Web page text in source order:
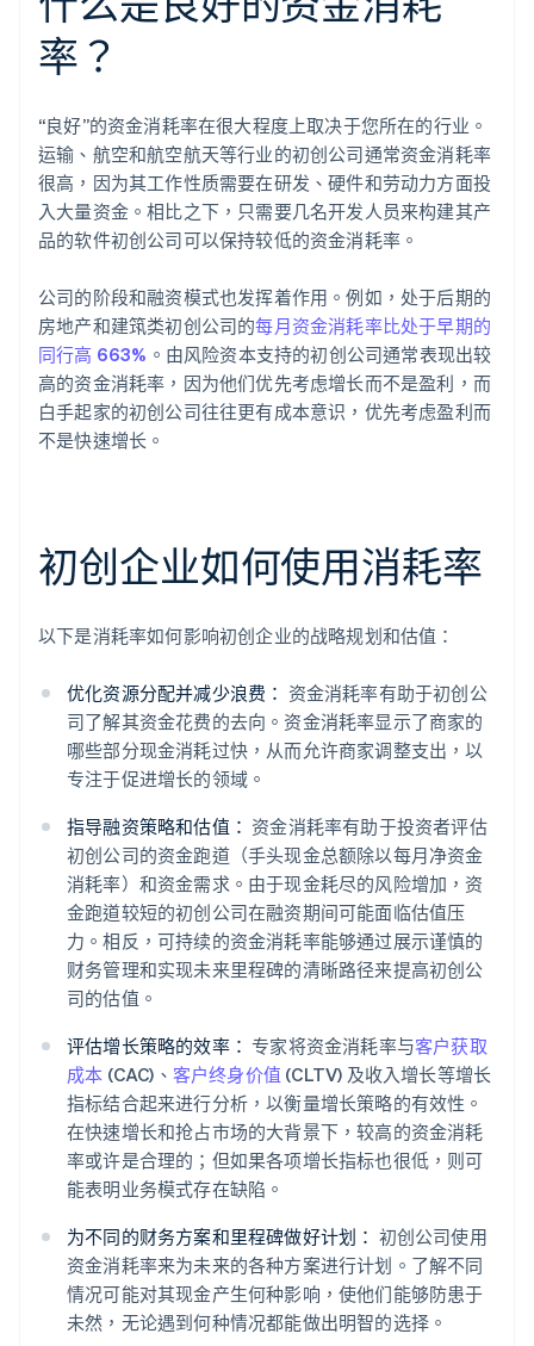
率？
“良好”的资金消耗率在很大程度上取决于您所在的行业。
运输、航空和航空航天等行业的初创公司通常资金消耗率
很高，因为其工作性质需要在研发、硬件和劳动力方面投
入大量资金。相比之下，只需要几名开发人员来构建其产
品的软件初创公司可以保持较低的资金消耗率。
公司的阶段和融资模式也发挥着作用。例如，处于后期的
房地产和建筑类初创公司的每月资金消耗率比处于早期的
同行高 663% 。由风险资本支持的初创公司通常表现出较
高的资金消耗率，因为他们优先考虑增长而不是盈利，而
白手起家的初创公司往往更有成本意识，优先考虑盈利而
不是快速增长。
初创企业如何使用消耗率
以下是消耗率如何影响初创企业的战略规划和估值：
优化资源分配并减少浪费： 资金消耗率有助于初创公
司了解其资金花费的去向。资金消耗率显示了商家的
哪些部分现金消耗过快，从而允许商家调整支出，以
专注于促进增长的领域。
指导融资策略和估值： 资金消耗率有助于投资者评估
初创公司的资金跑道（手头现金总额除以每月净资金
消耗率）和资金需求。由于现金耗尽的风险增加，资
金跑道较短的初创公司在融资期间可能面临估值压
力。相反，可持续的资金消耗率能够通过展示谨慎的
财务管理和实现未来里程碑的清晰路径来提高初创公
司的估值。
评估增长策略的效率： 专家将资金消耗率与客户获取
成本 (CAC)、 客户终身价值 (CLTV) 及收入增长等增长
指标结合起来进行分析，以衡量增长策略的有效性。
在快速增长和抢占市场的大背景下，较高的资金消耗
率或许是合理的；但如果各项增长指标也很低，则可
能表明业务模式存在缺陷。
为不同的财务方案和里程碑做好计划： 初创公司使用
资金消耗率来为未来的各种方案进行计划。了解不同
情况可能对其现金产生何种影响，使他们能够防患于
未然，无论遇到何种情况都能做出明智的选择。